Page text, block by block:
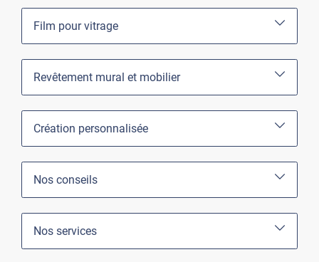
Film pour vitrage
Revêtement mural et mobilier
Création personnalisée
Nos conseils
Nos services